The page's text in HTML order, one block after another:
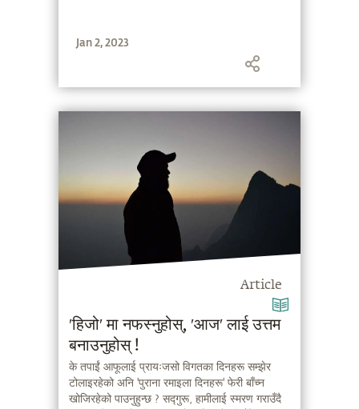
Jan 2, 2023
Article
′हिजो′ मा नफस्नुहोस्, ′आज′ लाई उत्तम
बनाउनुहोस् !
के तपाईं आफूलाई प्रायःजसो विगतका दिनहरू सम्झेर
टोलाइरहेको अनि 'पुराना रमाइला दिनहरू' फेरी बाँच्न
खोजिरहेको पाउनुहुन्छ ? सद्गुरू, हामीलाई स्मरण गराउँदै